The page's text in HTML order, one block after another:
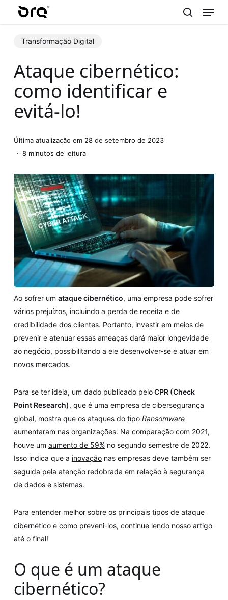
content
Menu
Transformação Digital
Ataque cibernético:
como identificar e
evitá-lo!
Última atualização em 28 de setembro de 2023
8 minutos de leitura
Ao sofrer um ataque cibernético, uma empresa pode sofrer
vários prejuízos, incluindo a perda de receita e de
credibilidade dos clientes. Portanto, investir em meios de
prevenir e atenuar essas ameaças dará maior longevidade
ao negócio, possibilitando a ele desenvolver-se e atuar em
novos mercados.
Para se ter ideia, um dado publicado peloCPR (Check
Point Research), que é uma empresa de cibersegurança
global, mostra que os ataques do tipo Ransomware
aumentaram nas organizações. Na comparação com 2021,
houve um aumento de 59%no segundo semestre de 2022.
Isso indica que a inovaçãonas empresas deve também ser
seguida pela atenção redobrada em relação à segurança
de dados e sistemas.
Para entender melhor sobre os principais tipos de ataque
cibernético e como preveni-los, continue lendo nosso artigo
até o final!
O que é um ataque
cibernético?